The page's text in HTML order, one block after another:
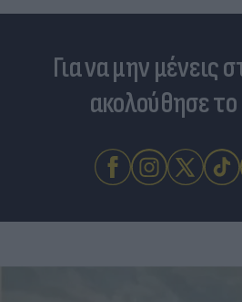
Για να μην μένεις
ακολούθησε